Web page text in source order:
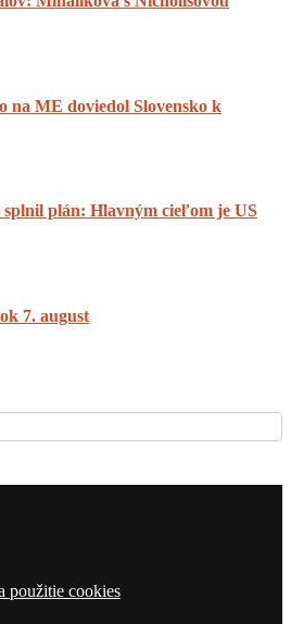
na ME doviedol Slovensko k
plán: Hlavným cieľom je US
7. august
použitie cookies